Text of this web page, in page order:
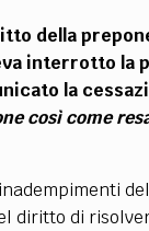
della
interrotto
la
così come
diritto di